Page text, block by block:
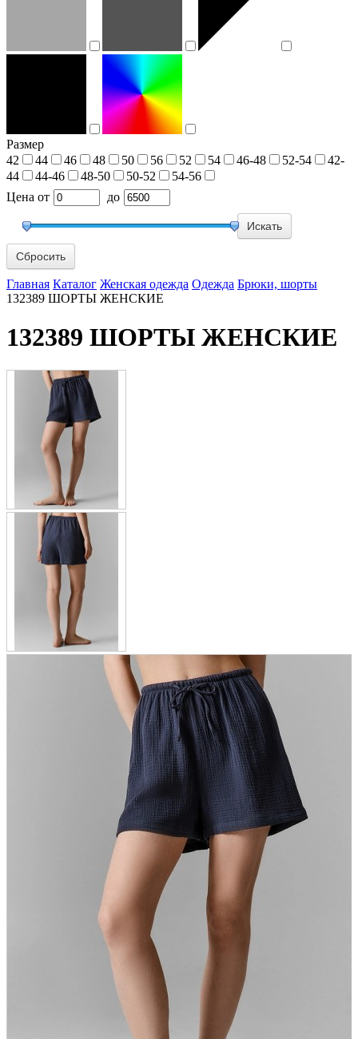
Размер
42
44 46 48 50 56 52 54 46-48 52-54
42-
44
44-46 48-50 50-52
54-56
Цена от до
Сбросить
Главная Каталог Женская одежда Одежда Брюки, шорты
132389 ШОРТЫ ЖЕНСКИЕ
132389 ШОРТЫ ЖЕНСКИЕ